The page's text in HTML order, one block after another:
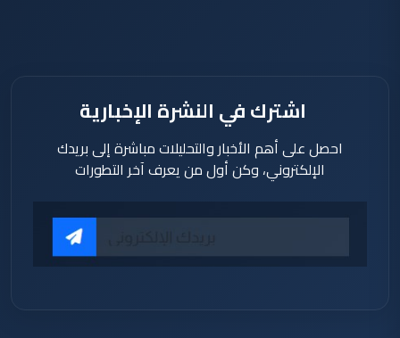
اشترك في النشرة الإخبارية
احصل على أهم الأخبار والتحليلات مباشرة إلى بريدك
الإلكتروني، وكن أول من يعرف آخر التطورات